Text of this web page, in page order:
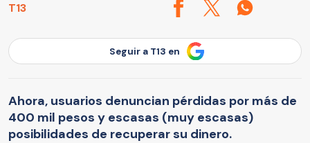
T13
Seguir a T13 en
Ahora, usuarios denuncian pérdidas por más de
400 mil pesos y escasas (muy escasas)
posibilidades de recuperar su dinero.